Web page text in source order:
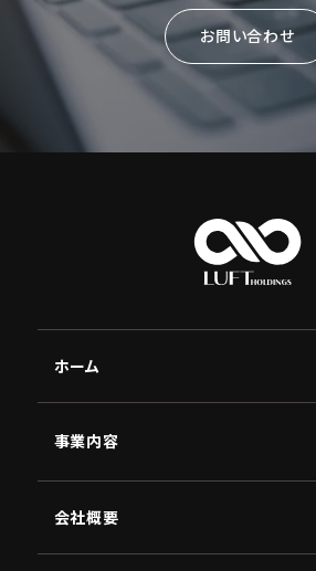
お問い合わせ
ホーム
事業内容
顧問
会社概要